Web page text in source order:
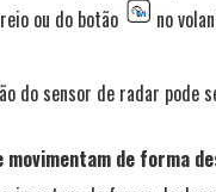
ou do botão
no
do sensor de radar
de forma